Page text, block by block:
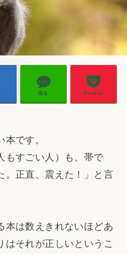
送る Pocket
です。
すごい人）も、帯で
。正直、震えた！」と言
は数えきれないほどあ
はそれが正しいというこ